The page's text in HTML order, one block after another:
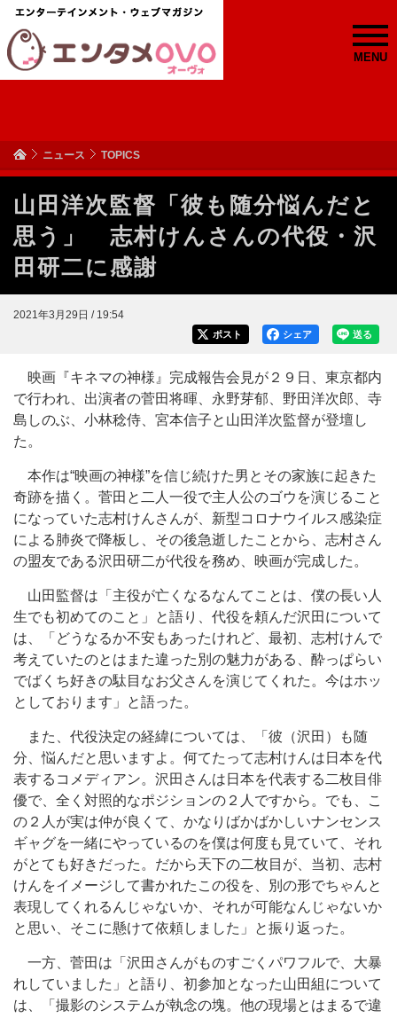
MENU
ニュース TOPICS
山田洋次監督「彼も随分悩んだと
思う」 志村けんさんの代役・沢
田研二に感謝
2021年3月29日 / 19:54
送る
シェア
ポスト
映画『キネマの神様』完成報告会見が２９日、東京都内
で行われ、出演者の菅田将暉、永野芽郁、野田洋次郎、寺
島しのぶ、小林稔侍、宮本信子と山田洋次監督が登壇し
た。
本作は“映画の神様”を信じ続けた男とその家族に起きた
奇跡を描く。菅田と二人一役で主人公のゴウを演じること
になっていた志村けんさんが、新型コロナウイルス感染症
による肺炎で降板し、その後急逝したことから、志村さん
の盟友である沢田研二が代役を務め、映画が完成した。
山田監督は「主役が亡くなるなんてことは、僕の長い人
生でも初めてのこと」と語り、代役を頼んだ沢田について
は、「どうなるか不安もあったけれど、最初、志村けんで
考えていたのとはまた違った別の魅力がある、酔っぱらい
でばくち好きの駄目なお父さんを演じてくれた。今はホッ
としております」と語った。
また、代役決定の経緯については、「彼（沢田）も随
分、悩んだと思いますよ。何てたって志村けんは日本を代
表するコメディアン。沢田さんは日本を代表する二枚目俳
優で、全く対照的なポジションの２人ですから。でも、こ
の２人が実は仲が良くて、かなりばかばかしいナンセンス
ギャグを一緒にやっているのを僕は何度も見ていて、それ
がとても好きだった。だから天下の二枚目が、当初、志村
けんをイメージして書かれたこの役を、別の形でちゃんと
表現してくれるんじゃないか、それが可能なんじゃないか
と思い、そこに懸けて依頼しました」と振り返った。
一方、菅田は「沢田さんがものすごくパワフルで、大暴
れしていました」と語り、初参加となった山田組について
は、「撮影のシステムが執念の塊。他の現場とはまるで違